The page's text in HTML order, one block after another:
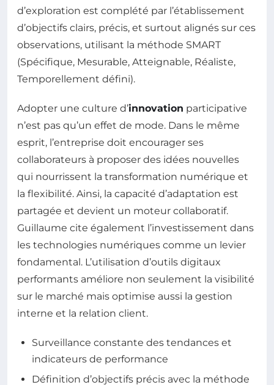
d’exploration est complété par l’établissement
d’objectifs clairs, précis, et surtout alignés sur ces
observations, utilisant la méthode SMART
(Spécifique, Mesurable, Atteignable, Réaliste,
Temporellement défini).
Adopter une culture d’innovation participative
n’est pas qu’un effet de mode. Dans le même
esprit, l’entreprise doit encourager ses
collaborateurs à proposer des idées nouvelles
qui nourrissent la transformation numérique et
la flexibilité. Ainsi, la capacité d’adaptation est
partagée et devient un moteur collaboratif.
Guillaume cite également l’investissement dans
les technologies numériques comme un levier
fondamental. L’utilisation d’outils digitaux
performants améliore non seulement la visibilité
sur le marché mais optimise aussi la gestion
interne et la relation client.
Surveillance constante des tendances et
indicateurs de performance
Définition d’objectifs précis avec la méthode